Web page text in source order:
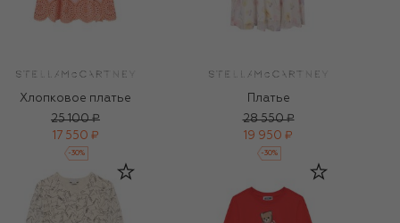
Хлопковое платье
25 100 ₽
17 550 ₽
-30%
Платье
28 550 ₽
19 950 ₽
-30%